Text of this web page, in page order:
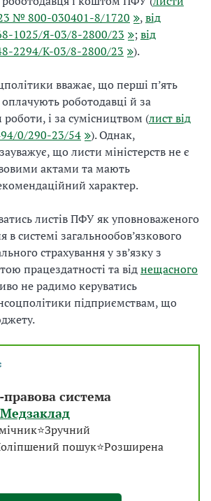
№ 800-030401-8/1720
,від
1025/Я-03/8-2800/23
;від
2294/К-03/8-2800/23
).
вважає, що перші п’ять
роботодавці й за
і за сумісництвом (лист від
0/290-23/54
). Однак,
що листи міністерств не є
актами та мають
характер.
листів ПФУ як уповноваженого
в системі загальнообов’язкового
страхування у зв’язку з
працездатності та віднещасного
не радимо керуватись
підприємствам, що
система
пошук⭐Розширена